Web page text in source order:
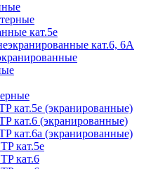
кат.5е
кат.6, 6А
кат.5е (экранированные)
кат.6 (экранированные)
кат.6а (экранированные)
кат.5е
кат.6